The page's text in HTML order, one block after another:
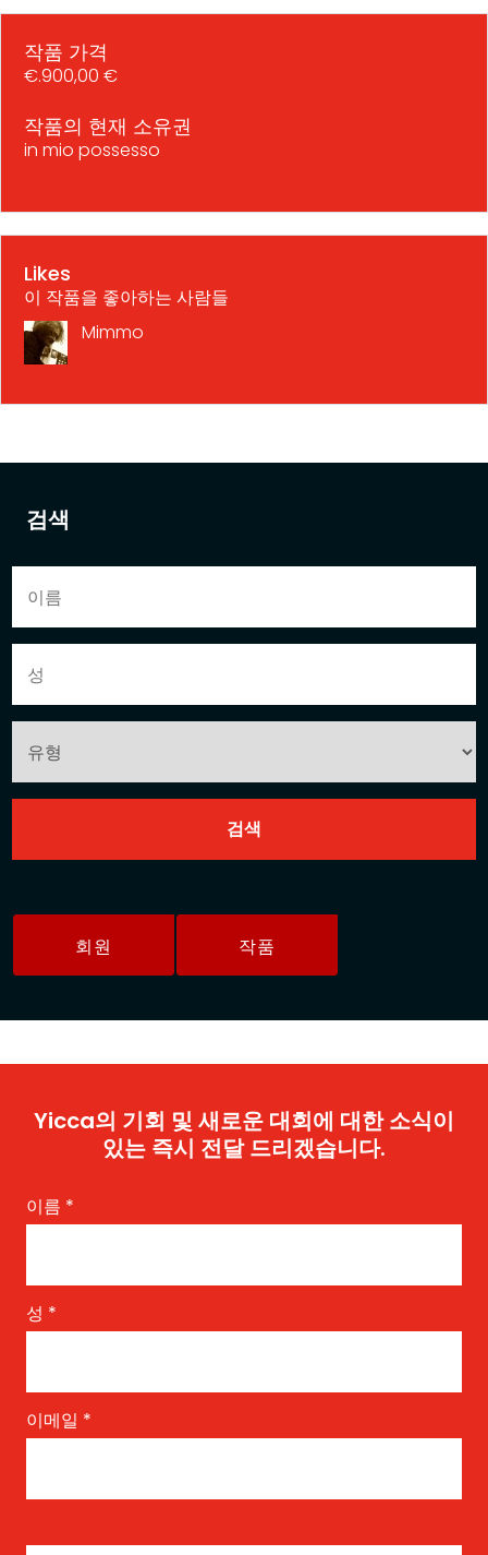
검색
회원 작품
작품 가격
€.900,00 €
작품의 현재 소유권
in mio possesso
Likes
이 작품을 좋아하는 사람들
Mimmo
Yicca의 기회 및 새로운 대회에 대한 소식이
있는 즉시 전달 드리겠습니다.
이름 *
성 *
이메일 *